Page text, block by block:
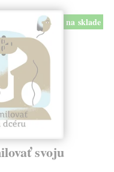
na sklade
svoju